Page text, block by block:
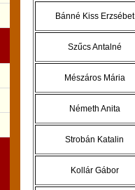
Bánné Kiss Erzsébet
Szűcs Antalné
Mészáros Mária
Németh Anita
Strobán Katalin
Kollár Gábor